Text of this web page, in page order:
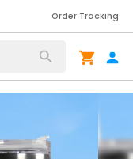
Order Tracking